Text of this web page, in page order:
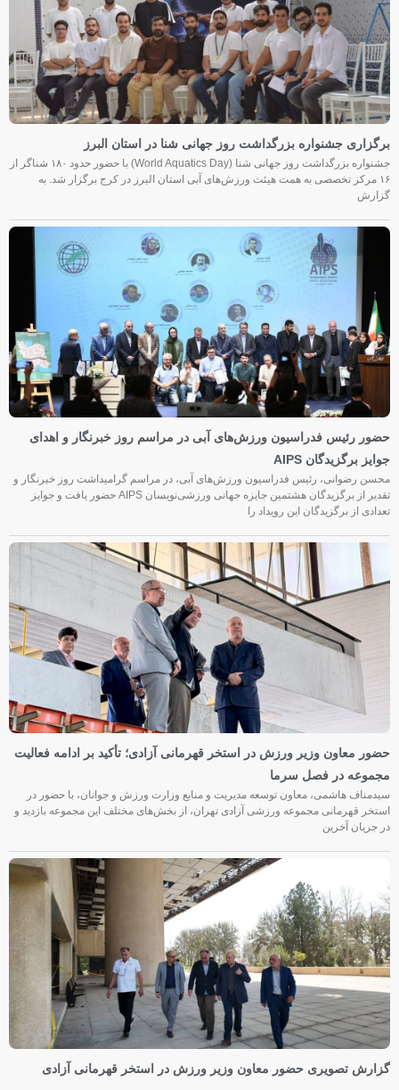
برگزاری جشنواره بزرگداشت روز جهانی شنا در استان البرز
جشنواره بزرگداشت روز جهانی شنا (World Aquatics Day) با حضور حدود ۱۸۰ شناگر از
۱۶ مرکز تخصصی به همت هیئت ورزش‌های آبی استان البرز در کرج برگزار شد. به
گزارش
حضور رئیس فدراسیون ورزش‌های آبی در مراسم روز خبرنگار و اهدای
جوایز برگزیدگان AIPS
محسن رضوانی، رئیس فدراسیون ورزش‌های آبی، در مراسم گرامیداشت روز خبرنگار و
تقدیر از برگزیدگان هشتمین جایزه جهانی ورزشی‌نویسان AIPS حضور یافت و جوایز
تعدادی از برگزیدگان این رویداد را
حضور معاون وزیر ورزش در استخر قهرمانی آزادی؛ تأکید بر ادامه فعالیت
مجموعه در فصل سرما
سیدمناف هاشمی، معاون توسعه مدیریت و منابع وزارت ورزش و جوانان، با حضور در
استخر قهرمانی مجموعه ورزشی آزادی تهران، از بخش‌های مختلف این مجموعه بازدید و
در جریان آخرین
گزارش تصویری حضور معاون وزیر ورزش در استخر قهرمانی آزادی